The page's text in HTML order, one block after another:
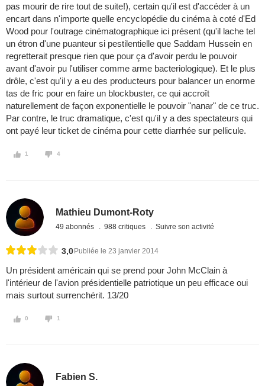
pas mourir de rire tout de suite!), certain qu'il est d'accéder à un
encart dans n'importe quelle encyclopédie du cinéma à coté d'Ed
Wood pour l'outrage cinématographique ici présent (qu'il lache tel
un étron d'une puanteur si pestilentielle que Saddam Hussein en
regretterait presque rien que pour ça d'avoir perdu le pouvoir
avant d'avoir pu l'utiliser comme arme bacteriologique). Et le plus
drôle, c'est qu'il y a eu des producteurs pour balancer un enorme
tas de fric pour en faire un blockbuster, ce qui accroît
naturellement de façon exponentielle le pouvoir "nanar" de ce truc.
Par contre, le truc dramatique, c'est qu'il y a des spectateurs qui
ont payé leur ticket de cinéma pour cette diarrhée sur pellicule.
1 4
Mathieu Dumont-Roty
49 abonnés 988 critiques Suivre son activité
3,0 Publiée le 23 janvier 2014
Un président américain qui se prend pour John McClain à
l'intérieur de l'avion présidentielle patriotique un peu efficace oui
mais surtout surrenchérit. 13/20
0 1
Fabien S.